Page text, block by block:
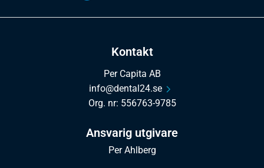
Kontakt
Per Capita AB
info@dental24.se
Org. nr: 556763-9785
Ansvarig utgivare
Per Ahlberg